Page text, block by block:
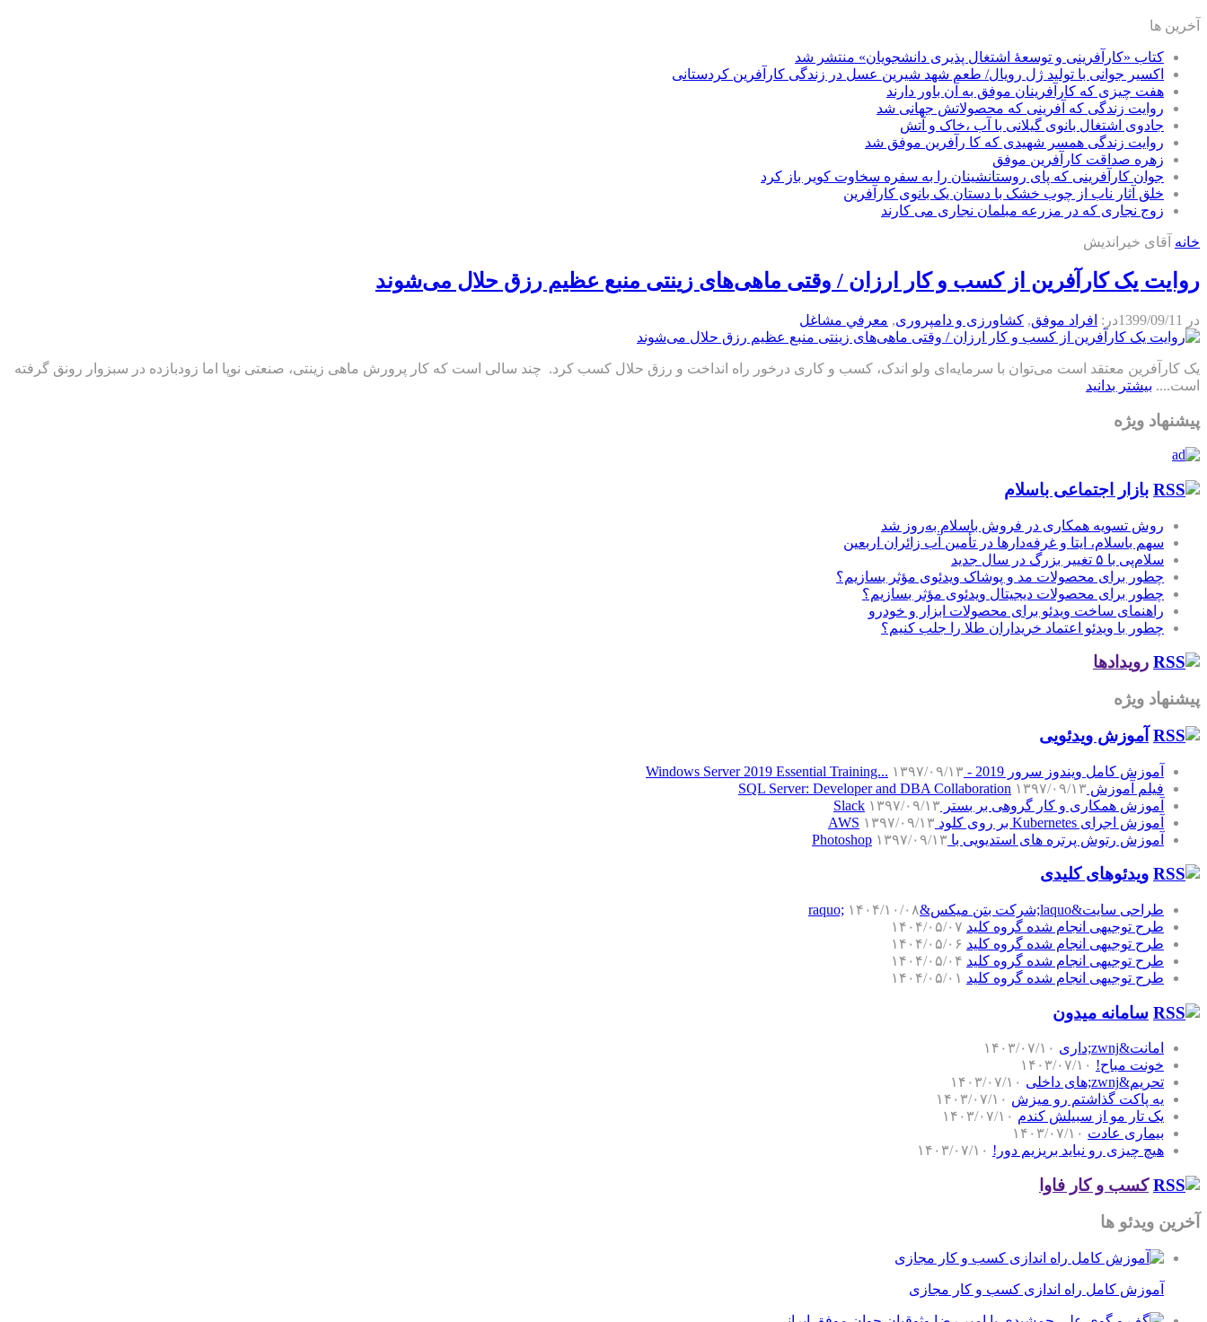
آخرین ها
کتاب «کارآفرینی و توسعۀ اشتغال پذیری دانشجویان» منتشر شد
اکسیر جوانی با تولید ژل رویال/ طعم شهد شیرین عسل‌ در زندگی کارآفرین کردستانی
هفت چیزی که کارآفرینان موفق به آن باور دارند
روایت زندگی که آفرینی که محصولاتش جهانی شد
جادوی اشتغال بانوی گیلانی با آب ،خاک و آتش
روایت زندگی همسر شهیدی که کا رآفرین موفق شد
زهره صداقت کارآفرین موفق
جوان کارآفرینی که پای روستانشینان را به سفره سخاوت کویر باز کرد
خلق آثار ناب از چوب خشک با دستان یک بانوی کارآفرین
زوج نجاری که در مزرعه مبلمان نجاری می کارند
خانه آقای خیراندیش
روایت یک کارآفرین از کسب و کار ارزان / وقتی ماهی‌های زینتی منبع عظیم رزق حلال می‌شوند
در 1399/09/11در: افراد موفق, كشاورزی و دامپروری, معرفي مشاغل
یک کارآفرین معتقد است می‌توان با سرمایه‌ای ولو اندک، کسب و کاری درخور راه انداخت و رزق حلال کسب کرد. چند سالی است که کار پرورش ماهی زینتی، صنعتی نوپا اما زودبازده در سبزوار رونق گرفته
است.... بیشتر بدانید
پیشنهاد ویژه
بازار اجتماعی باسلام
روش تسویه همکاری در فروش باسلام به‌روز شد
سهم باسلام، ایتا و غرفه‌دارها در تأمین آب زائران اربعین
سلام‌پی با ۵ تغییر بزرگ در سال جدید
چطور برای محصولات مد و پوشاک ویدئوی مؤثر بسازیم؟
چطور برای محصولات دیجیتال ویدئوی مؤثر بسازیم؟
راهنمای ساخت ویدئو برای محصولات ابزار و خودرو
چطور با ویدئو اعتماد خریداران طلا را جلب کنیم؟
رویدادها
پیشنهاد ویژه
آموزش‌ ویدئویی
آموزش کامل ویندوز سرور 2019 - Windows Server 2019 Essential Training...
۱۳۹۷/۰۹/۱۳
فیلم آموزش SQL Server: Developer and DBA Collaboration ۱۳۹۷/۰۹/۱۳
آموزش همکاری و کار گروهی بر بستر Slack ۱۳۹۷/۰۹/۱۳
آموزش اجرای Kubernetes بر روی کلود AWS
۱۳۹۷/۰۹/۱۳
آموزش رتوش پرتره های استدیویی با Photoshop ۱۳۹۷/۰۹/۱۳
ویدئوهای کلیدی
طراحی سایت&laquo;شرکت بتن میکس&raquo;
۱۴۰۴/۱۰/۰۸
طرح توجیهی انجام شده گروه کلید ۱۴۰۴/۰۵/۰۷
طرح توجیهی انجام شده گروه کلید ۱۴۰۴/۰۵/۰۶
طرح توجیهی انجام شده گروه کلید ۱۴۰۴/۰۵/۰۴
طرح توجیهی انجام شده گروه کلید ۱۴۰۴/۰۵/۰۱
سامانه میدون
امانت&zwnj;داری
۱۴۰۳/۰۷/۱۰
خونت مباح! ۱۴۰۳/۰۷/۱۰
تحریم&zwnj;های داخلی
۱۴۰۳/۰۷/۱۰
یه پاکت گذاشتم رو میزش ۱۴۰۳/۰۷/۱۰
یک تار مو از سبیلش کندم ۱۴۰۳/۰۷/۱۰
بیماری عادت ۱۴۰۳/۰۷/۱۰
هیچ چیزی رو نباید بریزیم دور! ۱۴۰۳/۰۷/۱۰
کسب و کار فاوا
آخرین ویدئو ها
آموزش کامل راه اندازی کسب و کار مجازی